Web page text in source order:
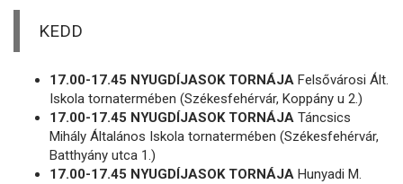
KEDD
17.00-17.45 NYUGDÍJASOK TORNÁJA Felsővárosi Ált.
Iskola tornatermében (Székesfehérvár, Koppány u 2.)
17.00-17.45 NYUGDÍJASOK TORNÁJA Táncsics
Mihály Általános Iskola tornatermében (Székesfehérvár,
Batthyány utca 1.)
17.00-17.45 NYUGDÍJASOK TORNÁJA Hunyadi M.